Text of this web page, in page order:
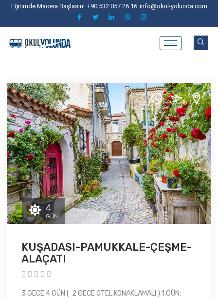
Eğitimde Macera Başlasın! +90 532 057 26 16 info@okul-yolunda.com
4
GÜN
KUŞADASI-PAMUKKALE-ÇEŞME-
ALAÇATI
3 GECE 4 GÜN ( 2 GECE OTEL KONAKLAMALI ) 1.GÜN: